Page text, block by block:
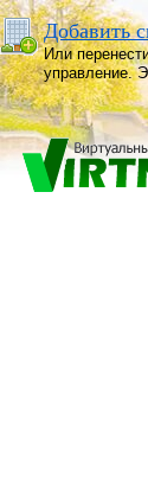
Добавить
Или
управление.